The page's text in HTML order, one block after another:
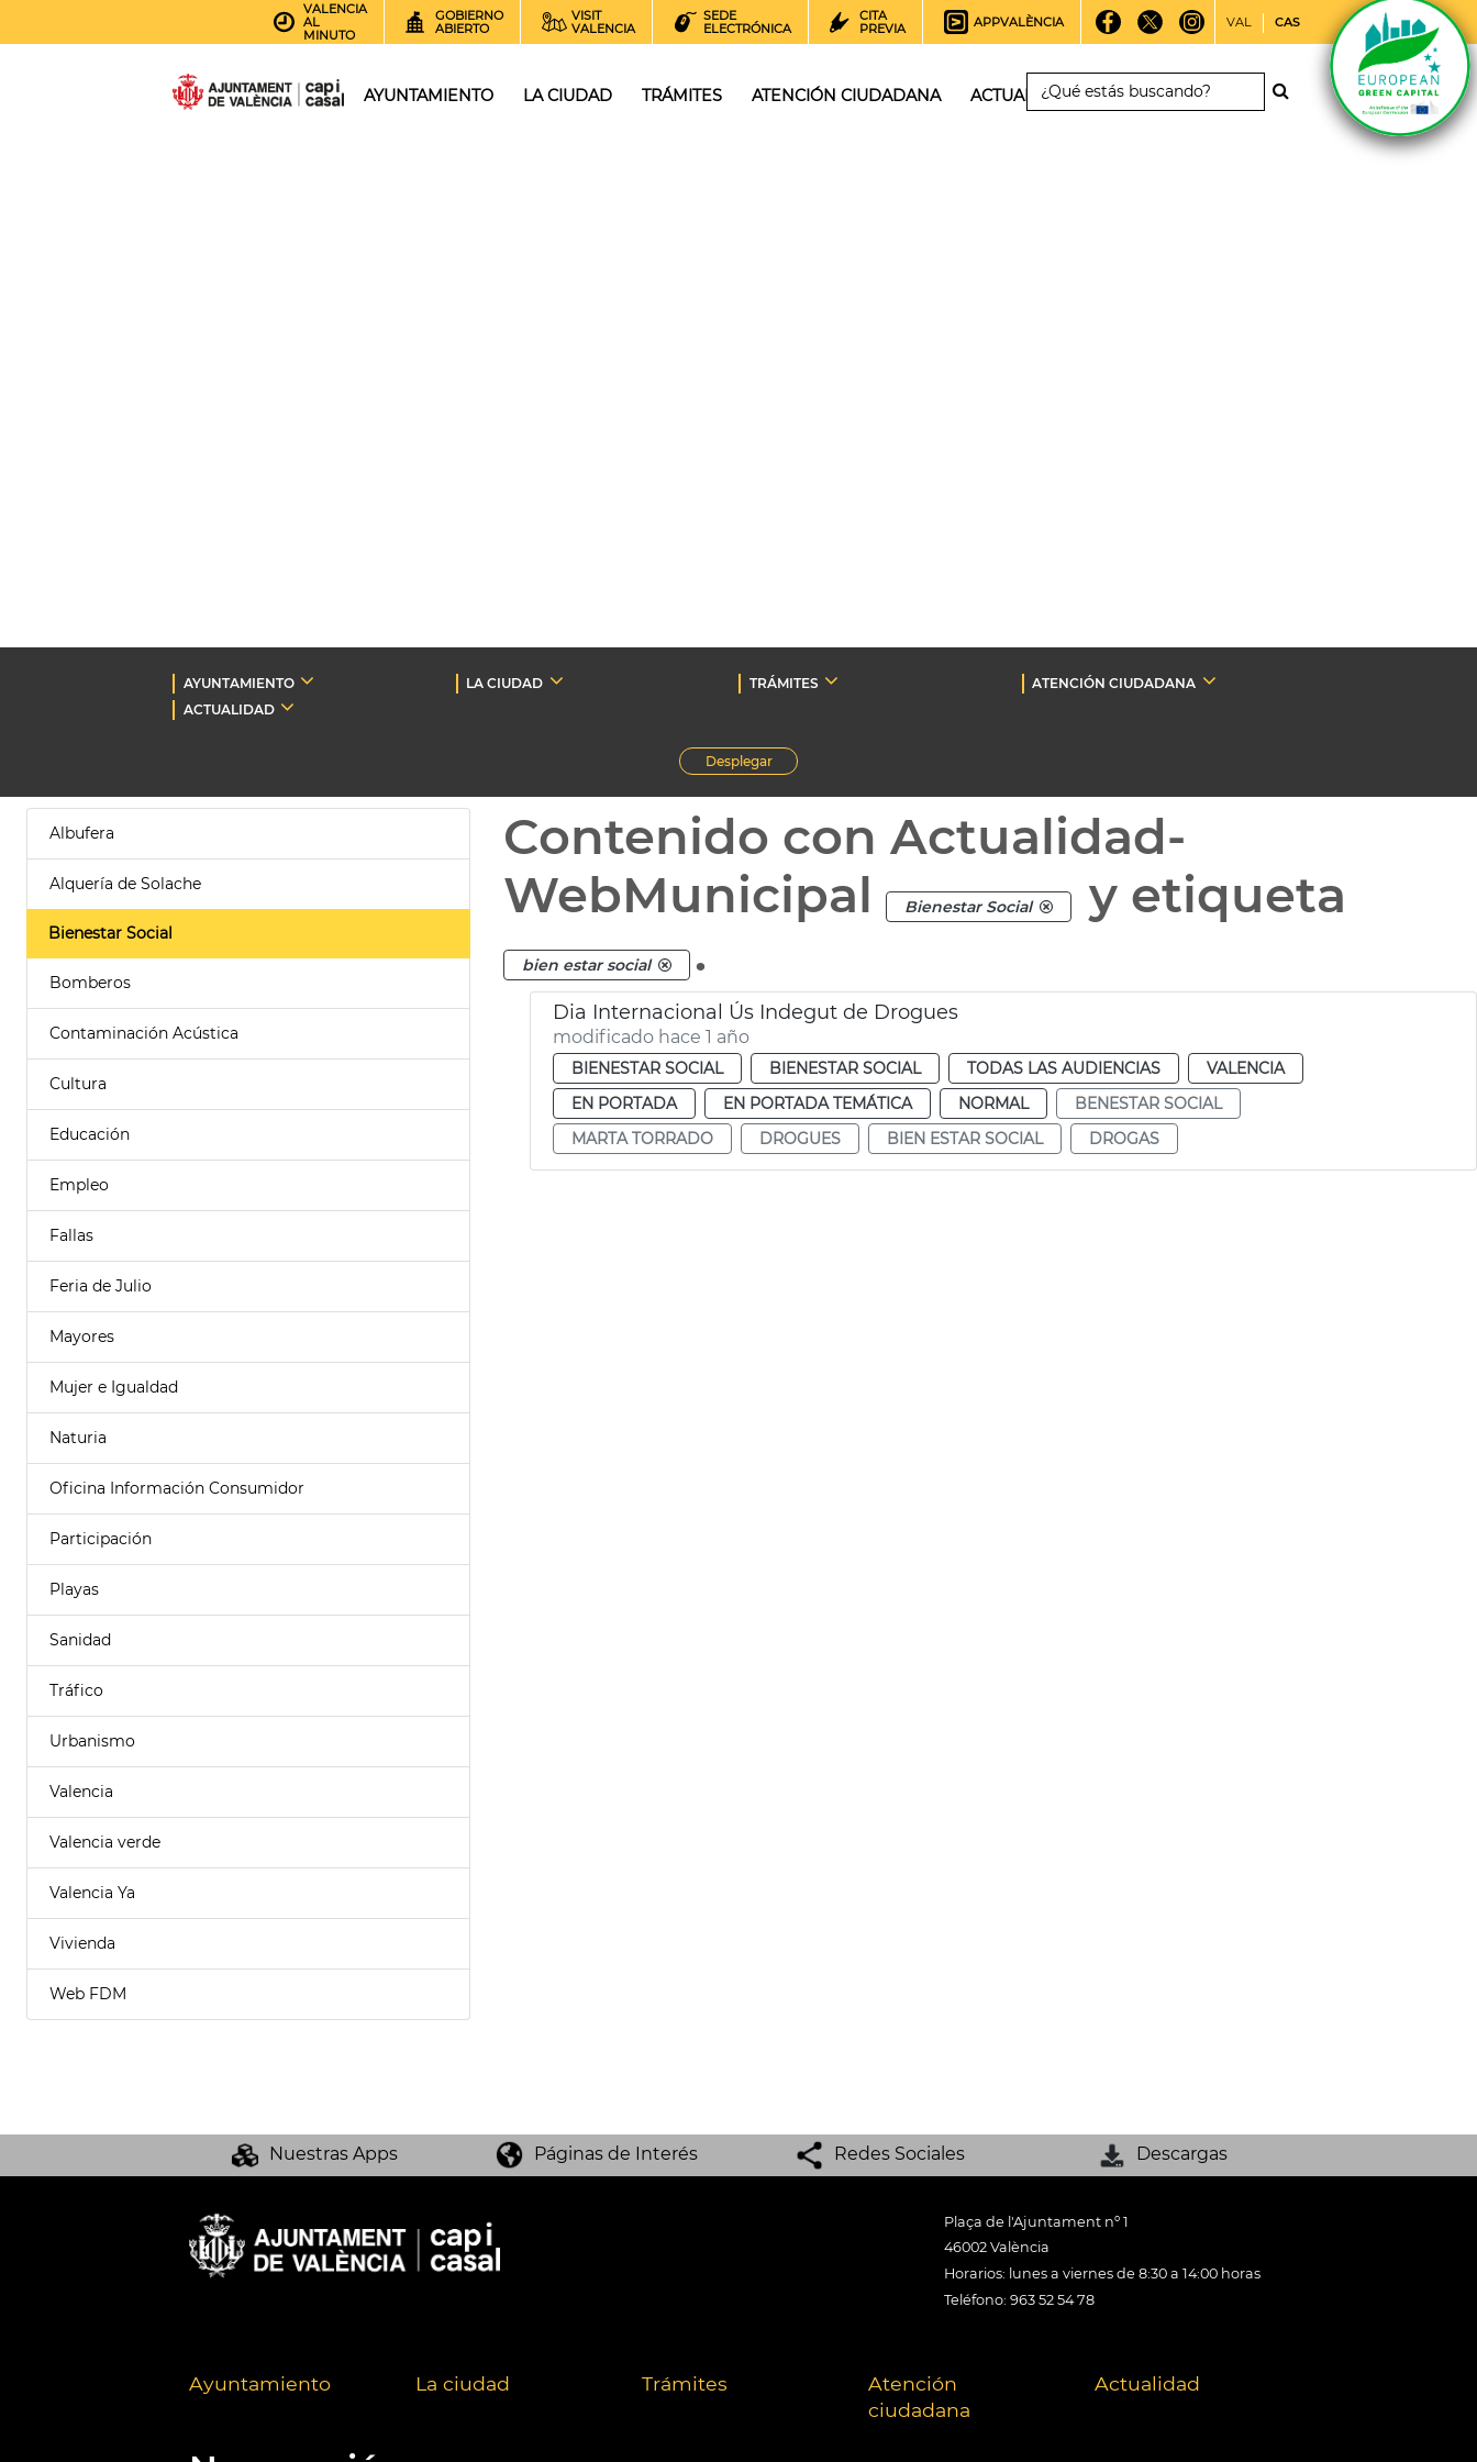
VALENCIA
AL
MINUTO
GOBIERNO
ABIERTO
VISIT
VALENCIA
SEDE
ELECTRÓNICA
CITA
PREVIA
APPVALÈNCIA VAL CAS
AYUNTAMIENTO LA CIUDAD TRÁMITES ATENCIÓN CIUDADANA ACTUALIDAD
AYUNTAMIENTO LA CIUDAD TRÁMITES
ATENCIÓN CIUDADANA
ACTUALIDAD
Desplegar
Albufera
Alquería de Solache
Bienestar Social
Bomberos
Contaminación Acústica
Cultura
Educación
Empleo
Fallas
Feria de Julio
Mayores
Mujer e Igualdad
Naturia
Oficina Información Consumidor
Participación
Playas
Sanidad
Tráfico
Urbanismo
Valencia
Valencia verde
Valencia Ya
Vivienda
Web FDM
Contenido con Actualidad-
WebMunicipal
Bienestar Social y etiqueta
bien estar social .
Dia Internacional Ús Indegut de Drogues
modificado hace 1 año
BIENESTAR SOCIAL BIENESTAR SOCIAL TODAS LAS AUDIENCIAS
VALENCIA
EN PORTADA
EN PORTADA TEMÁTICA NORMAL
BENESTAR SOCIAL
MARTA TORRADO
DROGUES BIEN ESTAR SOCIAL DROGAS
Nuestras Apps Páginas de Interés Redes Sociales Descargas
Plaça de l'Ajuntament nº 1
46002 València
Horarios: lunes a viernes de 8:30 a 14:00 horas
Teléfono: 963 52 54 78
Ayuntamiento La ciudad Trámites
Atención
ciudadana
Actualidad